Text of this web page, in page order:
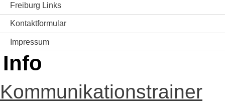
Freiburg Links
Kontaktformular
Impressum
Info
Kommunikationstrainer